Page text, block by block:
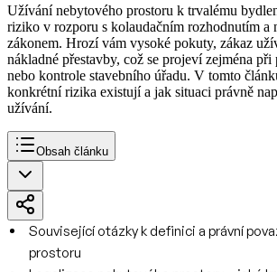
Užívání nebytového prostoru k trvalému
riziko v rozporu s kolaudačním rozhodnutím a
zákonem. Hrozí vám vysoké pokuty, zákaz
nákladné přestavby, což se projeví zejména
nebo kontrole stavebního úřadu. V tomto
konkrétní rizika existují a jak situaci právně
užívání.
Obsah článku
Související otázky k definici a právní
prostoru